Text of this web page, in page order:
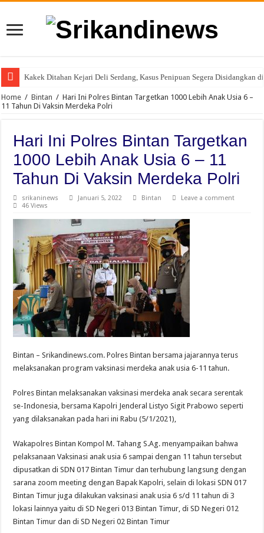
Kakek Ditahan Kejari Deli Serdang, Kasus Penipuan Segera Disidangkan
Home / Bintan / Hari Ini Polres Bintan Targetkan 1000 Lebih Anak Usia 6 –
11 Tahun Di Vaksin Merdeka Polri
Hari Ini Polres Bintan Targetkan
1000 Lebih Anak Usia 6 – 11
Tahun Di Vaksin Merdeka Polri
srikaninews Januari 5, 2022 Bintan
Leave a comment
46 Views
Bintan – Srikandinews.com. Polres Bintan bersama jajarannya terus
melaksanakan program vaksinasi merdeka anak usia 6-11 tahun.
Polres Bintan melaksanakan vaksinasi merdeka anak secara serentak
se-Indonesia, bersama Kapolri Jenderal Listyo Sigit Prabowo seperti
yang dilaksanakan pada hari ini Rabu (5/1/2021),
Wakapolres Bintan Kompol M. Tahang S.Ag. menyampaikan bahwa
pelaksanaan Vaksinasi anak usia 6 sampai dengan 11 tahun tersebut
dipusatkan di SDN 017 Bintan Timur dan terhubung langsung dengan
sarana zoom meeting dengan Bapak Kapolri, selain di lokasi SDN 017
Bintan Timur juga dilakukan vaksinasi anak usia 6 s/d 11 tahun di 3
lokasi lainnya yaitu di SD Negeri 013 Bintan Timur, di SD Negeri 012
Bintan Timur dan di SD Negeri 02 Bintan Timur